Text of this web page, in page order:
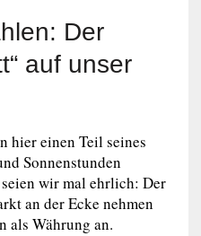
Der
auf unser
hier einen Teil seines
Sonnenstunden
wir mal ehrlich: Der
an der Ecke nehmen
als Währung an.